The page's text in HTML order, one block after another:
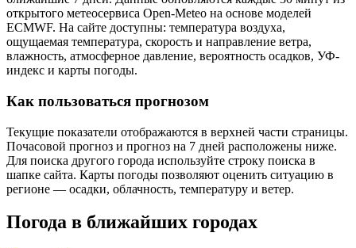
открытого метеосервиса Open-Meteo на основе моделей
ECMWF. На сайте доступны: температура воздуха,
ощущаемая температура, скорость и направление ветра,
влажность, атмосферное давление, вероятность осадков, УФ-
индекс и карты погоды.
Как пользоваться прогнозом
Текущие показатели отображаются в верхней части страницы.
Почасовой прогноз и прогноз на 7 дней расположены ниже.
Для поиска другого города используйте строку поиска в
шапке сайта. Карты погоды позволяют оценить ситуацию в
регионе — осадки, облачность, температуру и ветер.
Погода в ближайших городах